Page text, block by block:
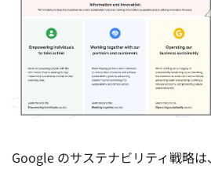
Google のサステナビリティ戦略